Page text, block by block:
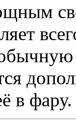
в фару.